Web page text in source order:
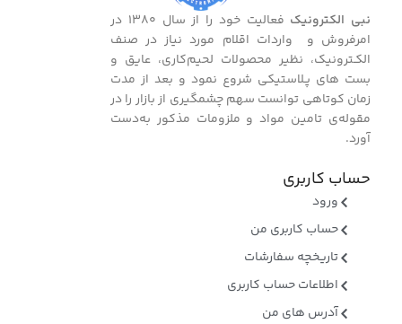
نبی الکترونیک
فعالیت خود را از سال ۱۳۸۰ در
امرفروش و واردات اقلام مورد نیاز در صنف
الکـترونیک، نظیر محصولات لحیم‌کاری، عایق و
بست ‌های پـلاستیکی شروع نمود و بعد از مدت
زمان کوتاهی توانست سهم چشمگیری از بازار را در
مقوله‌ی تامین مواد و ملزومات مذکور به‌دست
آورد.
حساب کاربری
ورود
حساب کاربری من
تاریخچه سفارشات
اطلاعات حساب کاربری
آدرس های من